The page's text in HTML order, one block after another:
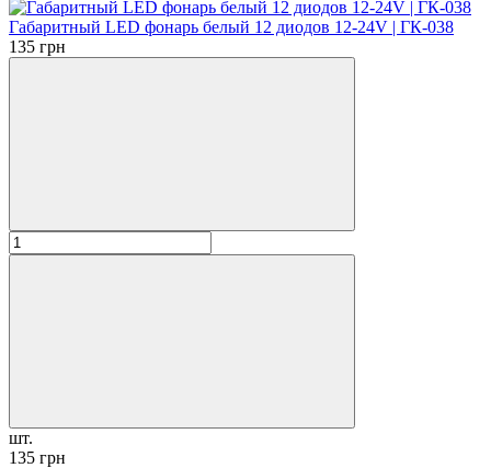
Габаритный LED фонарь белый 12 диодов 12-24V | ГК-038
135 грн
шт.
135 грн